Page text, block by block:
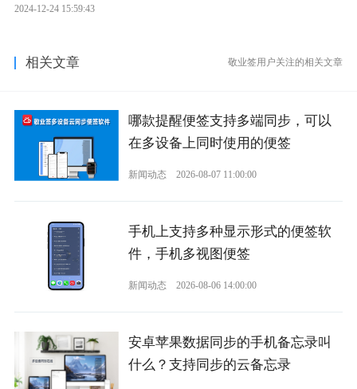
2024-12-24 15:59:43
相关文章 敬业签用户关注的相关文章
哪款提醒便签支持多端同步，可以
在多设备上同时使用的便签
新闻动态 2026-08-07 11:00:00
手机上支持多种显示形式的便签软
件，手机多视图便签
新闻动态 2026-08-06 14:00:00
安卓苹果数据同步的手机备忘录叫
什么？支持同步的云备忘录